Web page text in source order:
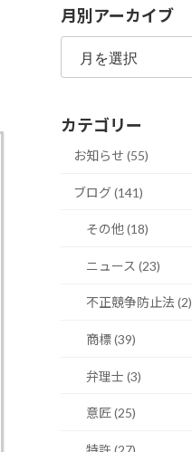
月別アーカイブ
月
ア
カ
カテゴリー
お知らせ (55)
ブログ (141)
その他 (18)
ニュース (23)
不正競争防止法 (2)
商標 (39)
弁理士 (3)
意匠 (25)